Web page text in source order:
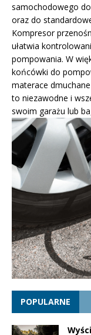
samochodowego
oraz do
Kompresor
ułatwia
pompowania. W
końcówki do
materace
to niezawodne i
swoim garażu lub
POPULARNE